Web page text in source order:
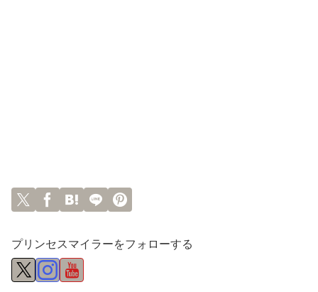
プリンセスマイラーをフォローする